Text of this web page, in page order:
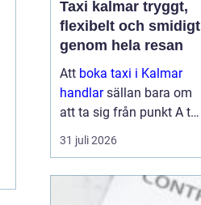
Taxi kalmar tryggt,
flexibelt och smidigt
genom hela resan
Att boka taxi i Kalmar
handlarsällan bara om
att ta sig från punkt A till
punkt B. För många är
resan en viktig del av
semestern. En pålitlig
31 juli 2026